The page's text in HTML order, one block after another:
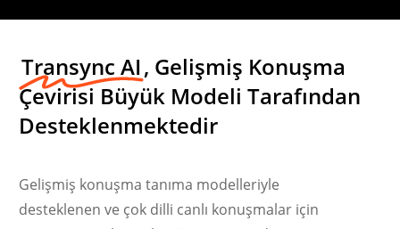
Transync AI, Gelişmiş Konuşma
Çevirisi Büyük Modeli Tarafından
Desteklenmektedir
Gelişmiş konuşma tanıma modelleriyle
desteklenen ve çok dilli canlı konuşmalar için